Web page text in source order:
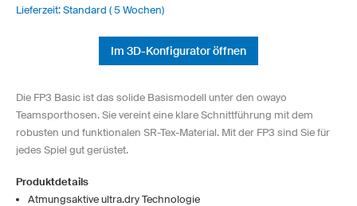
Lieferzeit: Standard ( 5 Wochen)
Im 3D-Konfigurator öffnen
Die FP3 Basic ist das solide Basismodell unter den owayo
Teamsporthosen. Sie vereint eine klare Schnittführung mit dem
robusten und funktionalen SR-Tex-Material. Mit der FP3 sind Sie für
jedes Spiel gut gerüstet.
Produktdetails
Atmungsaktive ultra.dry Technologie